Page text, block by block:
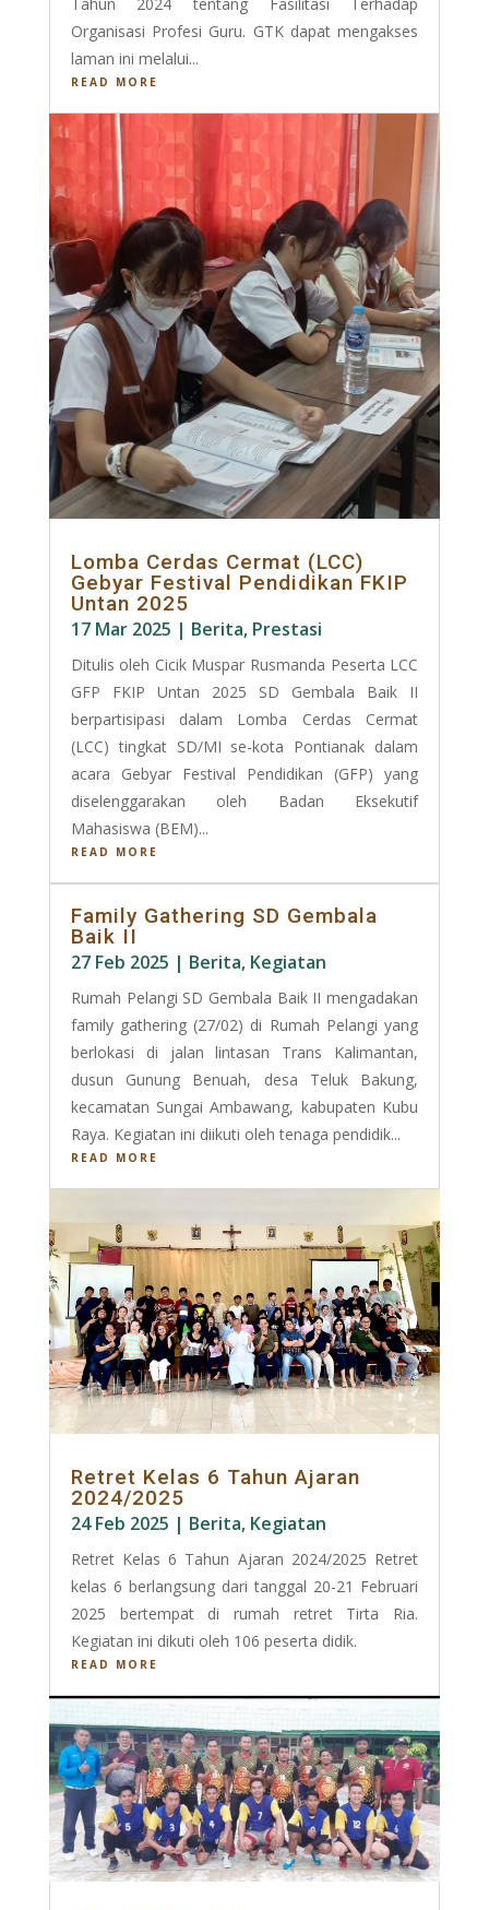
Organisasi Profesi Guru. GTK dapat mengakses
laman ini melalui...
READ MORE
Lomba Cerdas Cermat (LCC)
Gebyar Festival Pendidikan FKIP
Untan 2025
17 Mar 2025 | Berita, Prestasi
Ditulis oleh Cicik Muspar Rusmanda Peserta LCC
GFP FKIP Untan 2025 SD Gembala Baik II
berpartisipasi dalam Lomba Cerdas Cermat
(LCC) tingkat SD/MI se-kota Pontianak dalam
acara Gebyar Festival Pendidikan (GFP) yang
diselenggarakan oleh Badan Eksekutif
Mahasiswa (BEM)...
READ MORE
Family Gathering SD Gembala
Baik II
27 Feb 2025 | Berita, Kegiatan
Rumah Pelangi SD Gembala Baik II mengadakan
family gathering (27/02) di Rumah Pelangi yang
berlokasi di jalan lintasan Trans Kalimantan,
dusun Gunung Benuah, desa Teluk Bakung,
kecamatan Sungai Ambawang, kabupaten Kubu
Raya. Kegiatan ini diikuti oleh tenaga pendidik...
READ MORE
Retret Kelas 6 Tahun Ajaran
2024/2025
24 Feb 2025 | Berita, Kegiatan
Retret Kelas 6 Tahun Ajaran 2024/2025 Retret
kelas 6 berlangsung dari tanggal 20-21 Februari
2025 bertempat di rumah retret Tirta Ria.
Kegiatan ini dikuti oleh 106 peserta didik.
READ MORE